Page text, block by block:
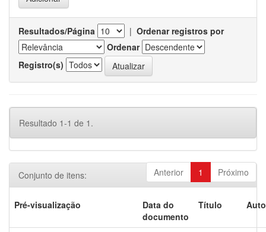
Resultados/Página | Ordenar registros por
Ordenar
Registro(s)
Resultado 1-1 de 1.
Anterior 1 Próximo
Conjunto de itens:
Pré-visualização
Data do
documento
Título